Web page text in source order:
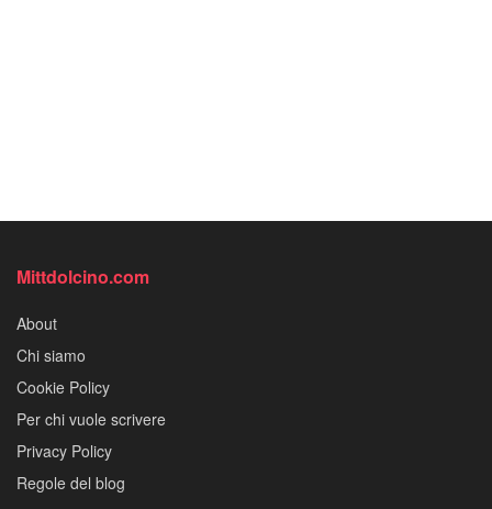
Mittdolcino.com
About
Chi siamo
Cookie Policy
Per chi vuole scrivere
Privacy Policy
Regole del blog